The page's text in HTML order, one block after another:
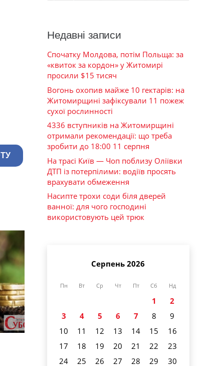
Недавні записи
Спочатку Молдова, потім Польща: за
«квиток за кордон» у Житомирі
просили $15 тисяч
Вогонь охопив майже 10 гектарів: на
Житомирщині зафіксували 11 пожеж
сухої рослинності
4336 вступників на Житомирщині
отримали рекомендації: що треба
зробити до 18:00 11 серпня
На трасі Київ — Чоп поблизу Оліївки
ДТП із потерпілими: водіїв просять
врахувати обмеження
Насипте трохи соди біля дверей
ванної: для чого господині
використовують цей трюк
Серпень 2026
Пн Вт Ср Чт Пт Сб Нд
1
2
3
4 5 6 7 8
9
10
11 12 13 14 15
16
17
18 19 20 21 22
23
24
25 26 27 28 29
30